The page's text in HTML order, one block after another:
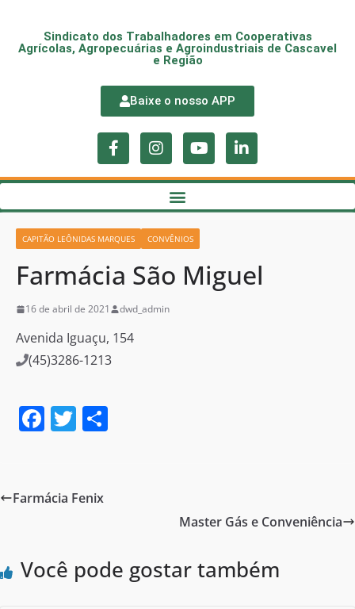
Sindicato dos Trabalhadores em Cooperativas
Agrícolas, Agropecuárias e Agroindustriais de Cascavel
e Região
Baixe o nosso APP
CAPITÃO LEÔNIDAS MARQUES CONVÊNIOS
Farmácia São Miguel
16 de abril de 2021 dwd_admin
Avenida Iguaçu, 154
(45)3286-1213
F
e
o
T
er
Farmácia Fenix
Master Gás e Conveniência
Você pode gostar também